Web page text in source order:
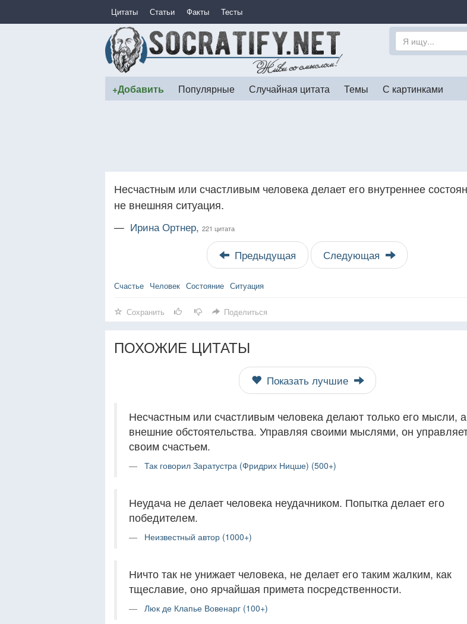
Цитаты Статьи Факты Тесты
+Добавить Популярные Случайная цитата Темы С картинками
Несчастным или счастливым человека делает его внутреннее
не внешняя ситуация.
— Ирина Ортнер, 221 цитата
Предыдущая Следующая
Счастье Человек Состояние Ситуация
Сохранить Поделиться
ПОХОЖИЕ ЦИТАТЫ
Показать лучшие
Несчастным или счастливым человека делают только его мысли,
внешние обстоятельства. Управляя своими мыслями, он
своим счастьем.
Так говорил Заратустра (Фридрих Ницше) (500+)
Неудача не делает человека неудачником. Попытка делает его
победителем.
Неизвестный автор (1000+)
Ничто так не унижает человека, не делает его таким жалким, как
тщеславие, оно ярчайшая примета посредственности.
Люк де Клапье Вовенарг (100+)